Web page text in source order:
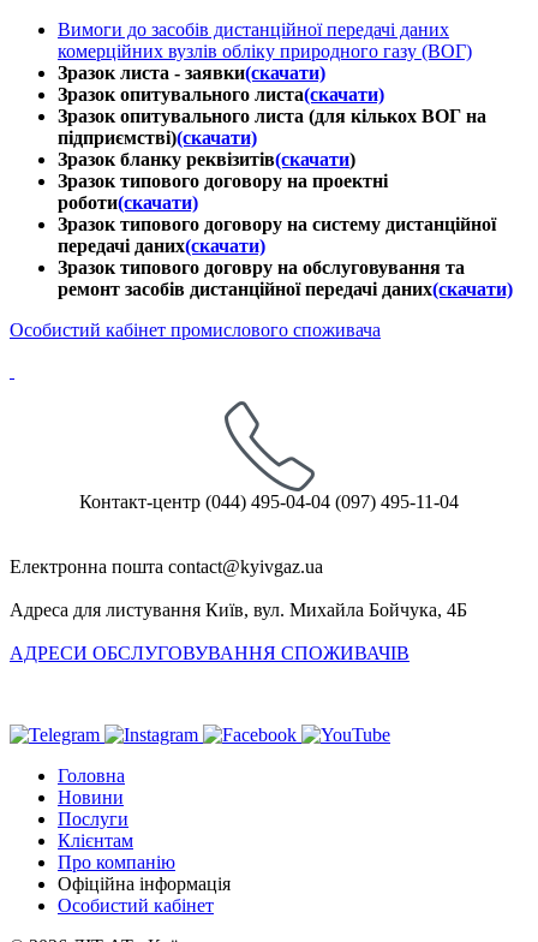
Вимоги до засобів дистанційної передачі даних
комерційних вузлів обліку природного газу (ВОГ)
Зразок листа - заявки(скачати)
Зразок опитувального листа(скачати)
Зразок опитувального листа (для кількох ВОГ на
підприємстві)(скачати)
Зразок бланку реквізитів(скачати)
Зразок типового договору на проектні
роботи(скачати)
Зразок типового договору на систему дистанційної
передачі даних(скачати)
Зразок типового договру на обслуговування та
ремонт засобів дистанційної передачі даних(скачати)
Особистий кабінет промислового споживача
Контакт-центр (044) 495-04-04 (097) 495-11-04
Електронна пошта
Адреса для листування Київ, вул. Михайла Бойчука, 4Б
АДРЕСИ ОБСЛУГОВУВАННЯ СПОЖИВАЧІВ
Головна
Новини
Послуги
Клієнтам
Про компанію
Офіційна інформація
Особистий кабінет